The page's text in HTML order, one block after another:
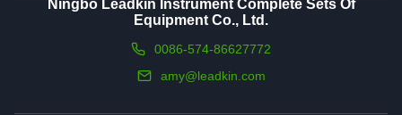
Ningbo Leadkin Instrument Complete Sets Of
Equipment Co., Ltd.
0086-574-86627772
amy@leadkin.com